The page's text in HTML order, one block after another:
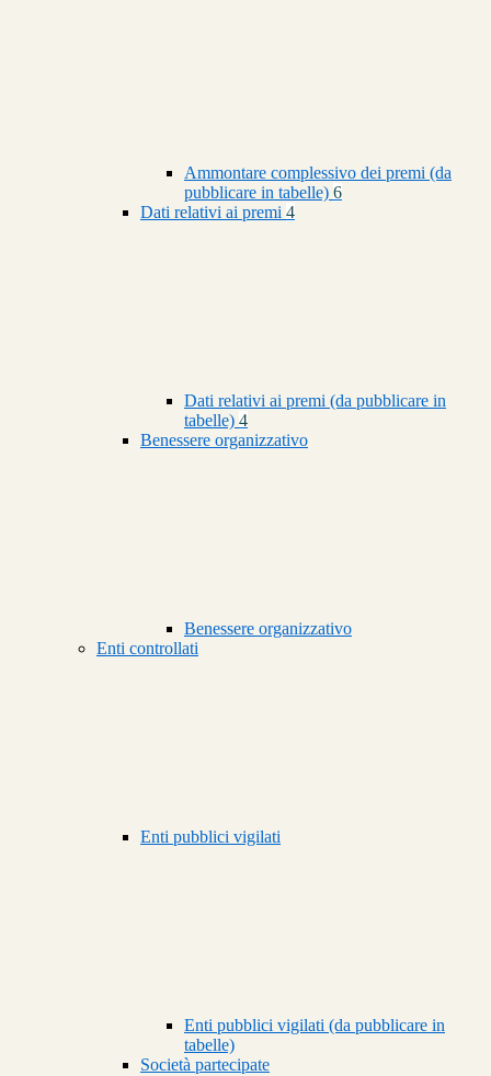
Ammontare complessivo dei premi (da
pubblicare in tabelle) 6
Dati relativi ai premi 4
Dati relativi ai premi (da pubblicare in
tabelle) 4
Benessere organizzativo
Benessere organizzativo
Enti controllati
Enti pubblici vigilati
Enti pubblici vigilati (da pubblicare in
tabelle)
Società partecipate